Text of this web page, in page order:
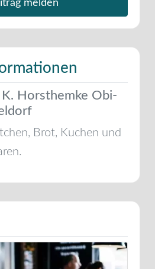
melden
Horsthemke Obi-
Brot, Kuchen und